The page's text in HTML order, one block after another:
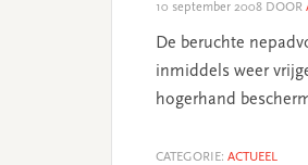
10 september 2008 DOOR
De beruchte
inmiddels weer
hogerhand
CATEGORIE: ACTUEEL